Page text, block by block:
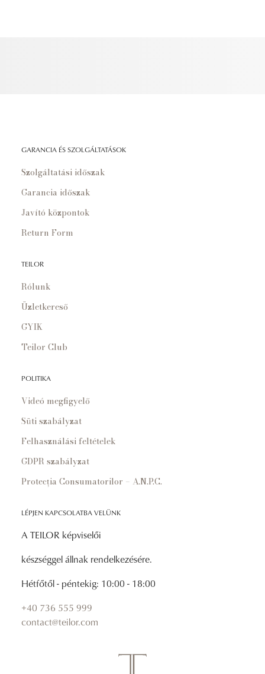
GARANCIA ÉS SZOLGÁLTATÁSOK
Szolgáltatási időszak
Garancia időszak
Javító központok
Return Form
TEILOR
Rólunk
Üzletkereső
GYIK
Teilor Club
POLITIKA
Videó megfigyelő
Süti szabályzat
Felhasználási feltételek
GDPR szabályzat
Protecția Consumatorilor – A.N.P.C.
LÉPJEN KAPCSOLATBA VELÜNK
A TEILOR képviselői
készséggel állnak rendelkezésére.
Hétfőtől - péntekig: 10:00 - 18:00
+40 736 555 999
contact@teilor.com